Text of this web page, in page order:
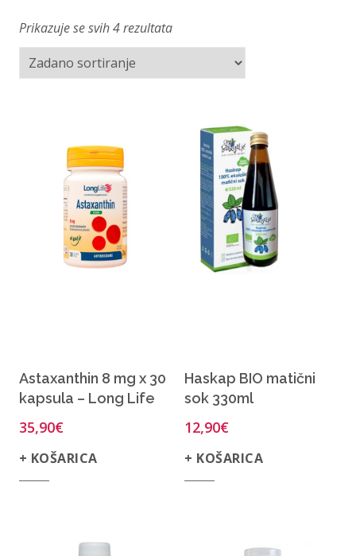
Prikazuje se svih 4 rezultata
Astaxanthin 8 mg x 30
kapsula – Long Life
35,90€
+ KOŠARICA
Haskap BIO matični
sok 330ml
12,90€
+ KOŠARICA